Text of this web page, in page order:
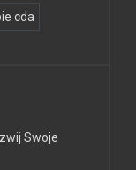
cda
Swoje